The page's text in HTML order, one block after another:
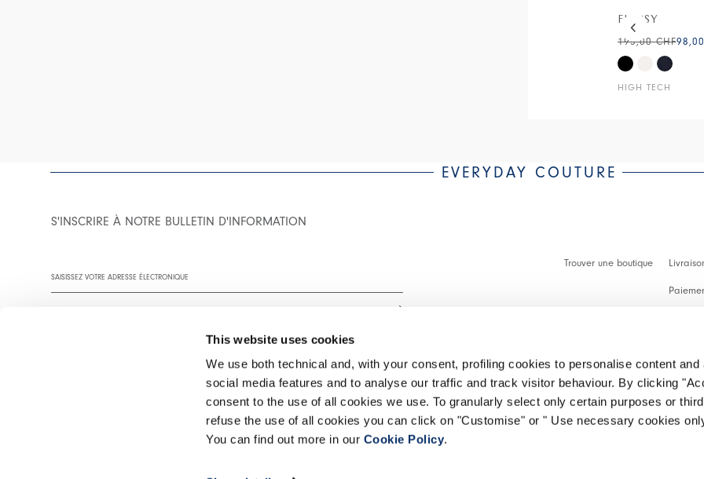
This website uses cookies
We use both technical and, with your consent, profiling cookies to personalise content and
social media features and to analyse our traffic and track visitor behaviour. By clicking
consent to the use of all cookies we use. To granularly select only certain purposes or
refuse the use of all cookies you can click on "Customise" or " Use necessary cookies
You can find out more in our Cookie Policy.
FLIMSY
HIGH TECH
195,00 CHF
EVERYDAY COUTURE
S'INSCRIRE À NOTRE BULLETIN D'INFORMATION
Vous êtes invité à lire notre politique de confidentialité dans son intégralité.
Trouver une boutique